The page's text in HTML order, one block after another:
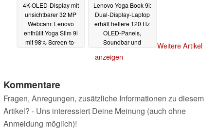
4K-OLED-Display mit
unsichtbarer 32 MP
Webcam: Lenovo
enthüllt Yoga Slim 9i
mit 98% Screen-to-
Lenovo Yoga Book 9i:
Dual-Display-Laptop
erhält hellere 120 Hz
OLED-Panels,
Soundbar und
07.01.2025
Weitere Artikel
anzeigen
Kommentare
Fragen, Anregungen, zusätzliche Informationen zu diesem
Artikel? - Uns interessiert Deine Meinung (auch ohne
Anmeldung möglich)!